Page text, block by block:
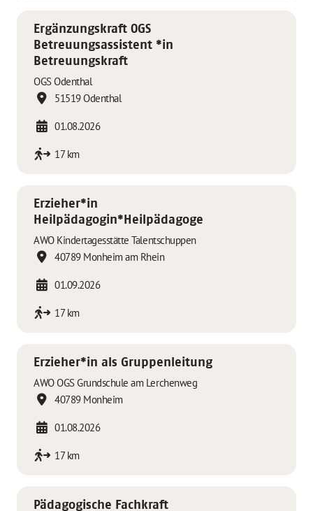
Ergänzungskraft OGS
Betreuungsassistent *in
Betreuungskraft
OGS Odenthal
51519 Odenthal
01.08.2026
17 km
Erzieher*in
Heilpädagogin*Heilpädagoge
AWO Kindertagesstätte Talentschuppen
40789 Monheim am Rhein
01.09.2026
17 km
Erzieher*in als Gruppenleitung
AWO OGS Grundschule am Lerchenweg
40789 Monheim
01.08.2026
17 km
Pädagogische Fachkraft